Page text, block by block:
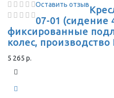
Оставить отзыв
07-01 (сидение
фиксированные
колес,
5 265 р.